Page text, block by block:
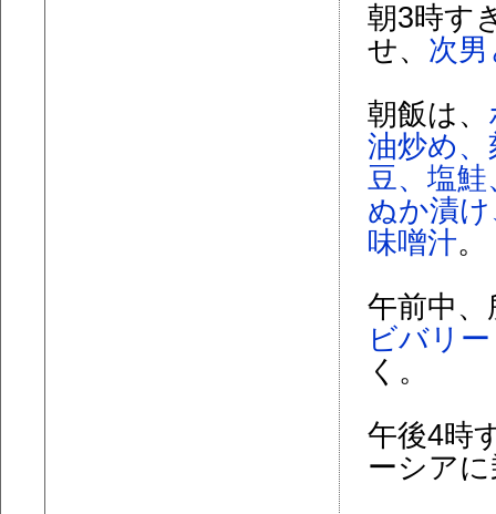
朝3時す
せ、 次
朝飯は、
油炒め
豆、塩
ぬか漬
味噌汁。
午前中
ビバリ
く。
午後4時
ーシア